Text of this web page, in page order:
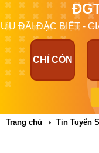
ƯU ĐÃI ĐẶC BIỆT -
CHỈ CÒN
Trang chủ Tin Tuyển